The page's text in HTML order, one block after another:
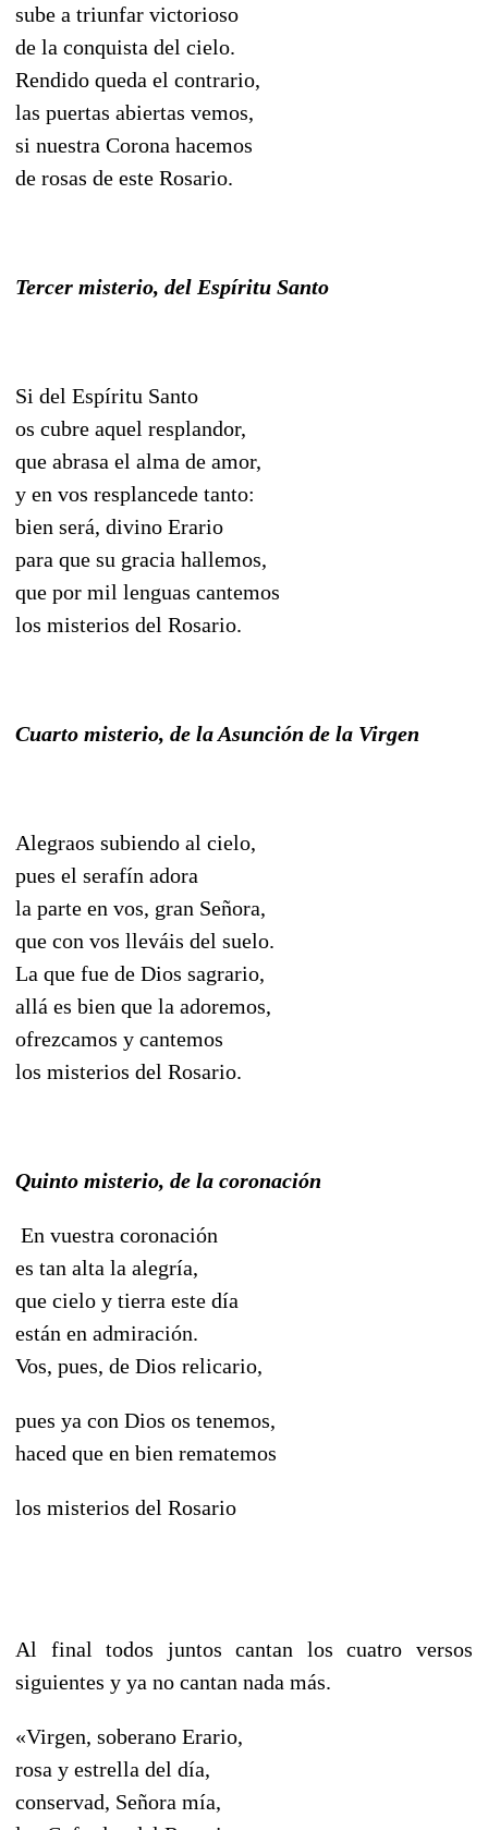
sube a triunfar victorioso
de la conquista del cielo.
Rendido queda el contrario,
las puertas abiertas vemos,
si nuestra Corona hacemos
de rosas de este Rosario.
Tercer misterio, del Espíritu Santo
Si del Espíritu Santo
os cubre aquel resplandor,
que abrasa el alma de amor,
y en vos resplancede tanto:
bien será, divino Erario
para que su gracia hallemos,
que por mil lenguas cantemos
los misterios del Rosario.
Cuarto misterio, de la Asunción de la Virgen
Alegraos subiendo al cielo,
pues el serafín adora
la parte en vos, gran Señora,
que con vos lleváis del suelo.
La que fue de Dios sagrario,
allá es bien que la adoremos,
ofrezcamos y cantemos
los misterios del Rosario.
Quinto misterio, de la coronación
En vuestra coronación
es tan alta la alegría,
que cielo y tierra este día
están en admiración.
Vos, pues, de Dios relicario,
pues ya con Dios os tenemos,
haced que en bien rematemos
los misterios del Rosario
Al final todos juntos cantan los cuatro versos
siguientes y ya no cantan nada más.
«Virgen, soberano Erario,
rosa y estrella del día,
conservad, Señora mía,